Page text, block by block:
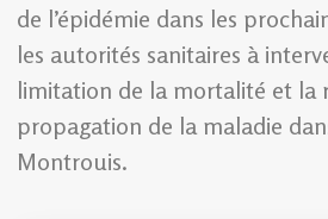
de l’épidémie dans les
les autorités sanitaires à
limitation de la mortalité et la
propagation de la maladie
Montrouis.